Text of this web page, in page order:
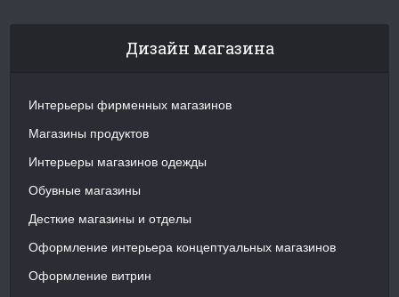
Дизайн магазина
Интерьеры фирменных магазинов
Магазины продуктов
Интерьеры магазинов одежды
Обувные магазины
Десткие магазины и отделы
Оформление интерьера концептуальных магазинов
Оформление витрин